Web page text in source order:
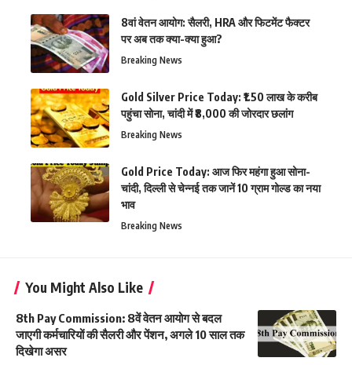
8वां वेतन आयोग: सैलरी, HRA और फिटमेंट फैक्टर
पर अब तक क्या-क्या हुआ?
Breaking News
Gold Silver Price Today: ₹1.50 लाख के करीब
पहुंचा सोना, चांदी में ₹8,000 की जोरदार छलांग
Breaking News
Gold Price Today: आज फिर महंगा हुआ सोना-
चांदी, दिल्ली से चेन्नई तक जानें 10 ग्राम गोल्ड का नया
भाव
Breaking News
You Might Also Like
8th Pay Commission: 8वें वेतन आयोग से बदल
जाएगी कर्मचारियों की सैलरी और पेंशन, अगले 10 साल तक
दिखेगा असर